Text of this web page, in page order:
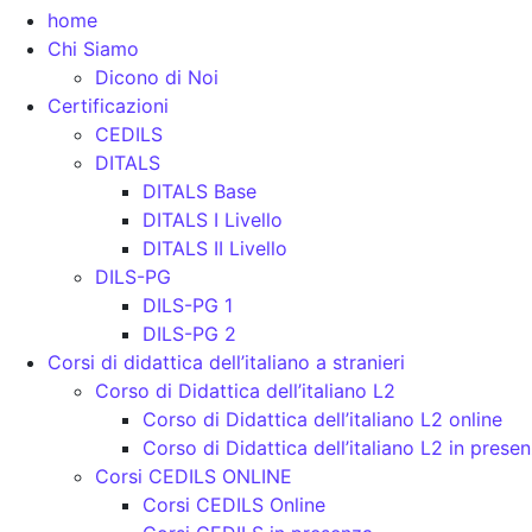
home
Chi Siamo
Dicono di Noi
Certificazioni
CEDILS
DITALS
DITALS Base
DITALS I Livello
DITALS II Livello
DILS-PG
DILS-PG 1
DILS-PG 2
Corsi di didattica dell’italiano a stranieri
Corso di Didattica dell’italiano L2
Corso di Didattica dell’italiano L2 online
Corso di Didattica dell’italiano L2 in
Corsi CEDILS ONLINE
Corsi CEDILS Online